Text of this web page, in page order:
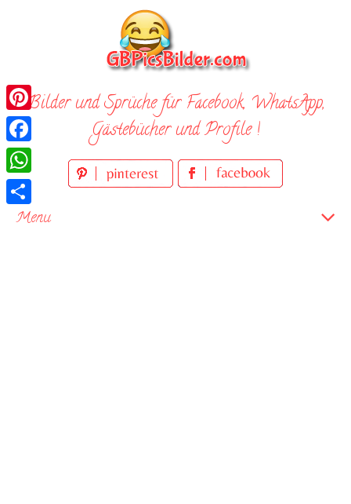
Bilder und Sprüche für Facebook, WhatsApp,
Gästebücher und Profile !
Menu
Pinterest
Facebook
WhatsApp
Teilen